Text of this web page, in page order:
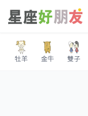
牡羊 金牛 雙子